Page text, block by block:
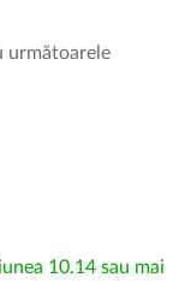
următoarele
10.14 sau mai